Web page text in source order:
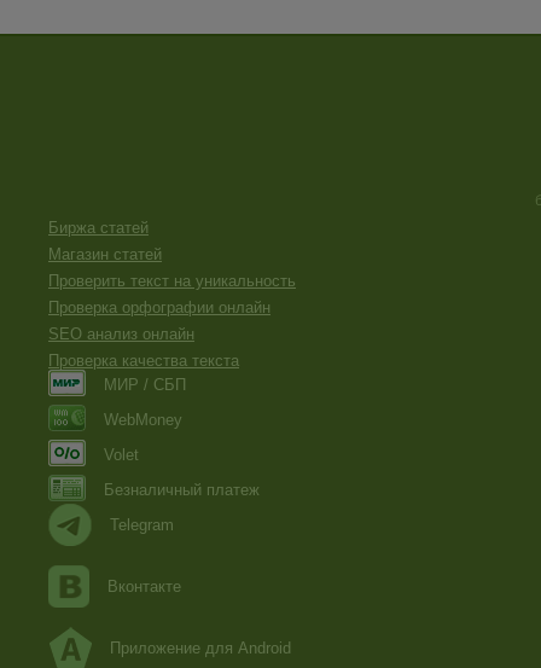
Биржа статей
Магазин статей
Проверить текст на уникальность
Проверка орфографии онлайн
SEO анализ онлайн
Проверка качества текста
МИР / СБП
WebMoney
Volet
Безналичный платеж
Telegram
Вконтакте
Приложение для Android